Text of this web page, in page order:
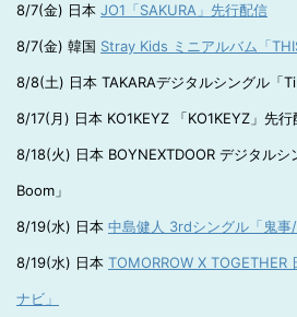
8/7(金) 日本 JO1「SAKURA」先行配信
8/7(金) 韓国 Stray Kids ミニアルバム「
8/8(土) 日本 TAKARAデジタルシングル「
8/17(月) 日本 KO1KEYZ 「KO1KEYZ」先行
8/18(火) 日本 BOYNEXTDOOR デジタル
Boom」
8/19(水) 日本 中島健人 3rdシングル「鬼事
8/19(水) 日本 TOMORROW X
ナビ」